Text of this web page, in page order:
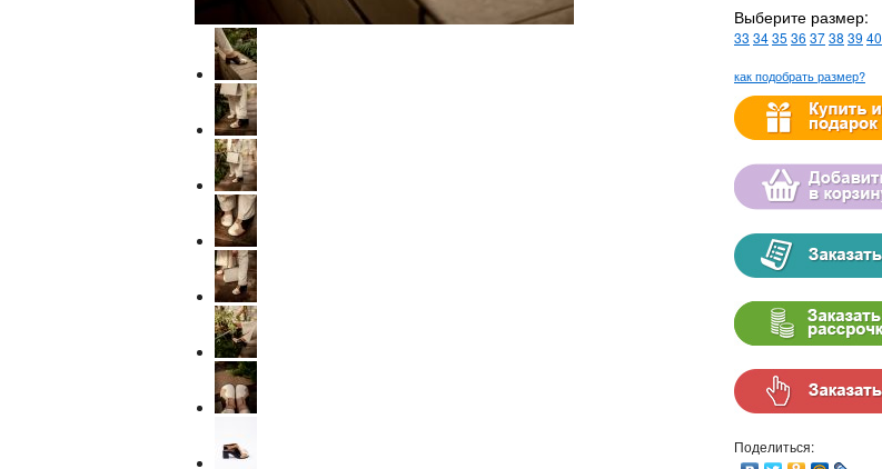
Выберите размер:
33 3435 36 3738 39 40
как подобрать размер?
Поделиться: